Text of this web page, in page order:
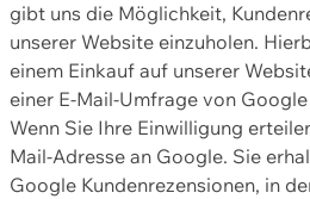
gibt uns die Möglichkeit,
unserer Website einzuholen.
einem Einkauf auf unserer
einer E-Mail-Umfrage von
Wenn Sie Ihre Einwilligung
Mail-Adresse an Google. Sie
Google Kundenrezensionen, in